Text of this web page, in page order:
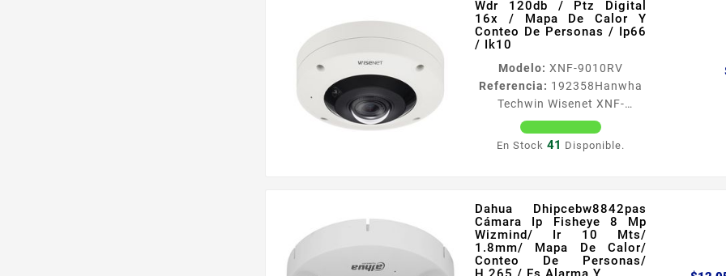
caacutemara Sensor de
imagen 118 6M CMOS
miacutenima Color 01 Lux
F16 BN 0 Lux IR LED
Encendido Velocidad del
shutter 2 112000s Dia Noche
real con filtro ICR Lente fijo
16mm Distancia de...
Wdr 120db / Ptz Digital
16x / Mapa De Calor Y
Conteo De Personas / Ip66
/ Ik10
Modelo: XNF-9010RV
Referencia: 192358Hanwha
Techwin Wisenet XNF-
9010RV Fisheye Ip 12
Megapixel / Wdr 120db / Ptz
la caacutemara Sensor de
imagen 123 12MP CMOS
Iluminacioacuten
miacutenima Color 039 Lux
En Stock 41 Disponible.
Dahua Dhipcebw8842pas
Cámara Ip Fisheye 8 Mp
Wizmind/ Ir 10 Mts/
1.8mm/ Mapa De Calor/
Conteo De Personas/